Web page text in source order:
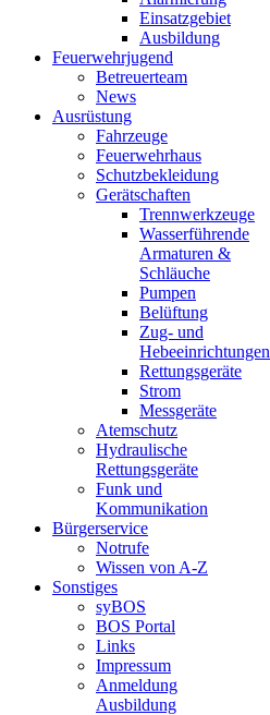
Einsatzgebiet
Ausbildung
Feuerwehrjugend
Betreuerteam
News
Ausrüstung
Fahrzeuge
Feuerwehrhaus
Schutzbekleidung
Gerätschaften
Trennwerkzeuge
Wasserführende
Armaturen &
Schläuche
Pumpen
Belüftung
Zug- und
Hebeeinrichtungen
Rettungsgeräte
Strom
Messgeräte
Atemschutz
Hydraulische
Rettungsgeräte
Funk und
Kommunikation
Bürgerservice
Notrufe
Wissen von A-Z
Sonstiges
syBOS
BOS Portal
Links
Impressum
Anmeldung
Ausbildung